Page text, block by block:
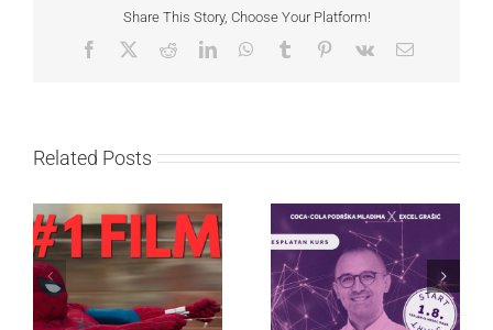
Share This Story, Choose Your Platform!
Facebook RedditLinkedInWhatsApp
Tumblr Pinterest
Vk Email
Related Posts
Najuspešnije otvaranje
studijskog filma u Srbiji:
Spajdermen: Novi dan
oborio rekord već prvog
Priključi se besplatnoj
regionalnoj AI edukaciji
i nauči kako da
veštačku inteligenciju